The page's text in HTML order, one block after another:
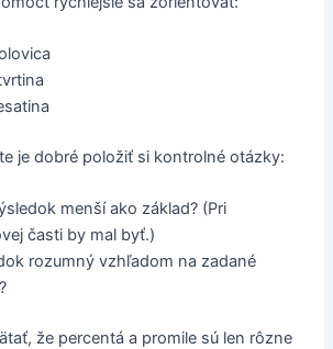
je dobré položiť si kontrolné otázky:
menší ako základ? (Pri
časti by mal byť.)
rozumný vzhľadom na zadané
že percentá a promile sú len rôzne